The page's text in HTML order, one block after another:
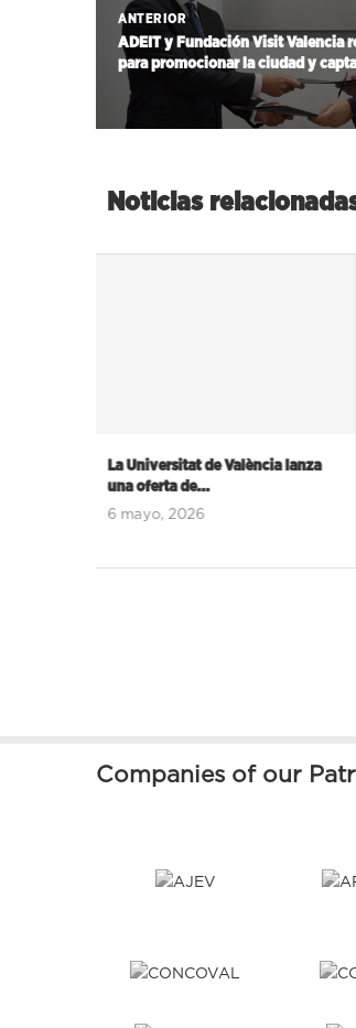
ANTERIOR
ADEIT y Fundación Visit Valencia
para promocionar la ciudad y
Noticias
Nuevas formaciones para
responder a los retos
profesionales:...
Companies of our